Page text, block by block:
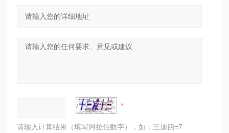
请输入计算结果（填写阿拉伯数字），如：三加四=7